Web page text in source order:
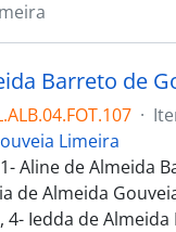
·
Limeira
1- Aline de Almeida
de Almeida
4- Iedda de